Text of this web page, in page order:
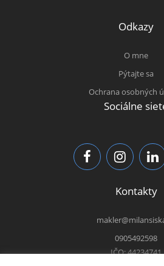
Odkazy
O mne
Pýtajte sa
Ochrana osobných
Sociálne
Kontakty
0905492598
IČO: 44234741